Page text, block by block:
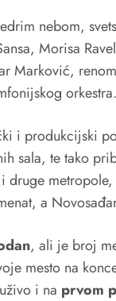
nebom,
Morisa
Marković,
orkestra.
i produkcijski
sala, te tako
a
, ali je broj
mesto na
i na prvom